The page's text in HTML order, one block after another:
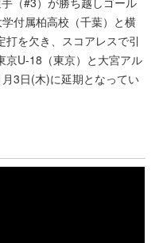
付属柏高校（千葉）と横
を欠き、スコアレスで引
京U-18（東京）と大宮アル
3日(木)に延期となってい